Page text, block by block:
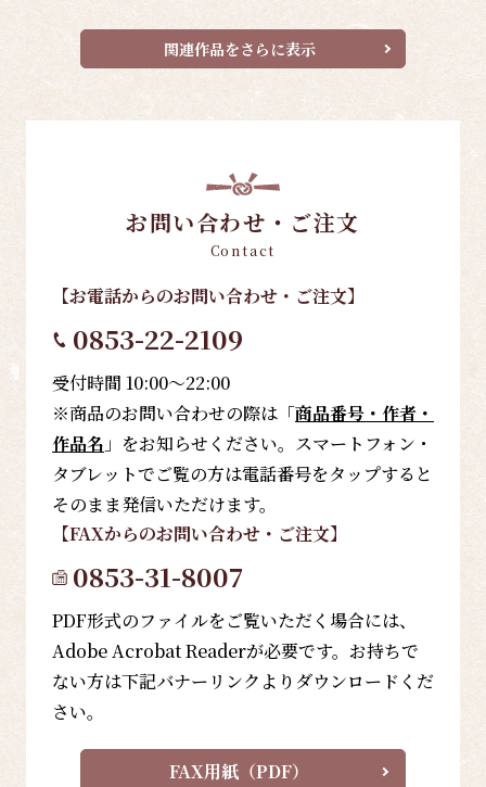
関連作品をさらに表示
お問い合わせ・ご注文
Contact
【お電話からのお問い合わせ・ご注文】
0853-22-2109
受付時間 10:00～22:00
※商品のお問い合わせの際は「商品番号・作者・
作品名 」をお知らせください。スマートフォン・
タブレットでご覧の方は電話番号をタップすると
そのまま発信いただけます。
【FAXからのお問い合わせ・ご注文】
0853-31-8007
PDF形式のファイルをご覧いただく場合には、
Adobe Acrobat Readerが必要です。お持ちで
ない方は下記バナーリンクよりダウンロードくだ
さい。
FAX用紙（PDF）